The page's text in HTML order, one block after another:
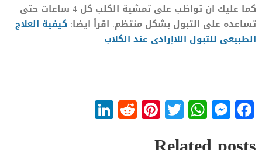
كما عليك ان تواظب على تمشية الكلب كل 4 ساعات حتى
تساعده على التبول بشكل منتظم. اقرأ ايضا: كيفية العلاج
الطبيعى للتبول اللاإرادى عند الكلاب
Facebook
Messenger
WhatsApp
Twitter
Pinterest
Reddit